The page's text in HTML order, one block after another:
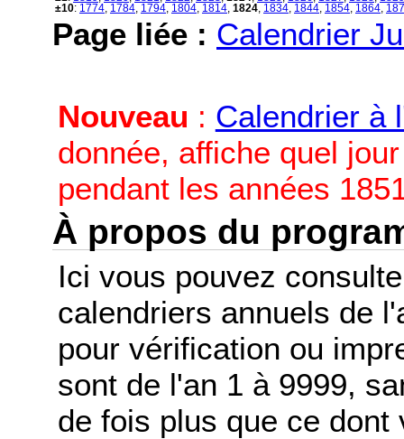
±10: 1774 1784 1794 1804 1814 1824 1834 1844 1854 1864
Page liée : Calendrier
Nouveau : Calendrier à
donnée, affiche quel
pendant les années
À propos du
Ici vous pouvez
calendriers annuels de
pour vérification ou
sont de l'an 1 à 9999,
de fois plus que ce dont